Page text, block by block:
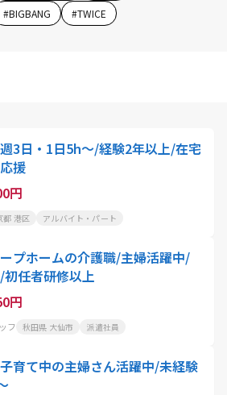
#BIGBANG #TWICE
3日・1日5h～/経験2年以上/在宅
援
円
都 港区 アルバイト・パート
プホームの介護職/主婦活躍中/
任者研修以上
円
フ 秋田県 大仙市 派遣社員
育て中の主婦さん活躍中/未経験